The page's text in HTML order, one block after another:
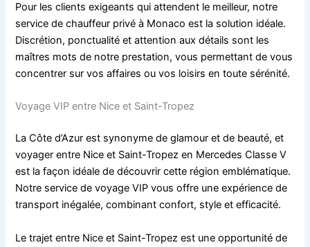
Pour les clients exigeants qui attendent le meilleur, notre
service de chauffeur privé à Monaco est la solution idéale.
Discrétion, ponctualité et attention aux détails sont les
maîtres mots de notre prestation, vous permettant de vous
concentrer sur vos affaires ou vos loisirs en toute sérénité.
Voyage VIP entre Nice et Saint-Tropez
La Côte d’Azur est synonyme de glamour et de beauté, et
voyager entre Nice et Saint-Tropez en Mercedes Classe V
est la façon idéale de découvrir cette région emblématique.
Notre service de voyage VIP vous offre une expérience de
transport inégalée, combinant confort, style et efficacité.
Le trajet entre Nice et Saint-Tropez est une opportunité de